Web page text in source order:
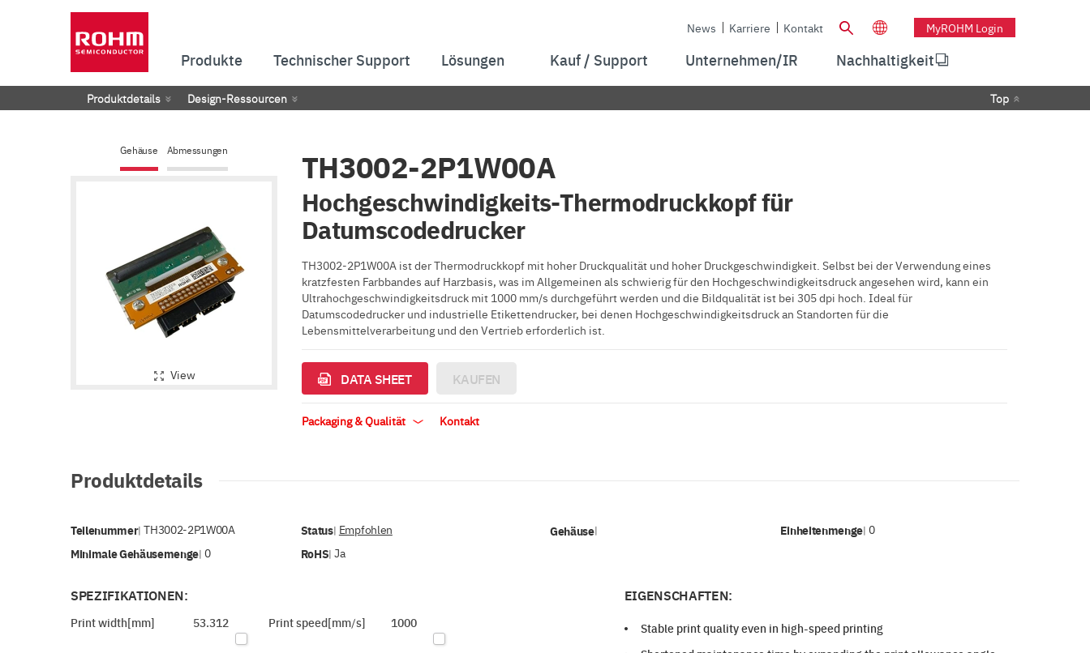
News Karriere Kontakt MyROHM Login
Produkte Technischer Support Lösungen Kauf / Support Unternehmen/IR Nachhaltigkeit
Produktdetails Design-Ressourcen Top
Gehäuse Abmessungen
View
TH3002-2P1W00A
Hochgeschwindigkeits-Thermodruckkopf für
Datumscodedrucker
TH3002-2P1W00A ist der Thermodruckkopf mit hoher Druckqualität und hoher Druckgeschwindigkeit. Selbst bei der Verwendung eines
kratzfesten Farbbandes auf Harzbasis, was im Allgemeinen als schwierig für den Hochgeschwindigkeitsdruck angesehen wird, kann ein
Ultrahochgeschwindigkeitsdruck mit 1000 mm/s durchgeführt werden und die Bildqualität ist bei 305 dpi hoch. Ideal für
Datumscodedrucker und industrielle Etikettendrucker, bei denen Hochgeschwindigkeitsdruck an Standorten für die
Lebensmittelverarbeitung und den Vertrieb erforderlich ist.
DATA SHEET KAUFEN
Packaging & Qualität Kontakt
Produktdetails
Teilenummer|TH3002-2P1W00A Status| Empfohlen Gehäuse| Einheitenmenge|0
Minimale Gehäusemenge|0 RoHS|Ja
SPEZIFIKATIONEN:
Print width[mm] 53.312 Print speed[mm/s] 1000
EIGENSCHAFTEN:
Stable print quality even in high-speed printing